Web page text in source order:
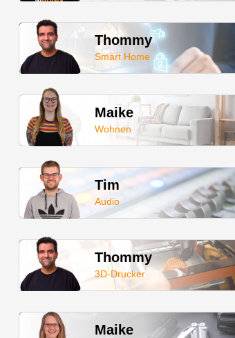
Thommy
Smart Home
Maike
Wohnen
Tim
Audio
Thommy
3D-Drucker
Maike